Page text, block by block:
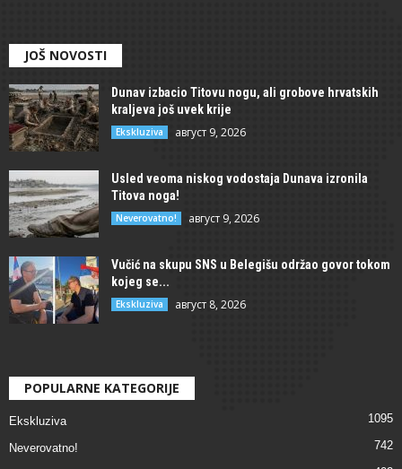
JOŠ NOVOSTI
Dunav izbacio Titovu nogu, ali grobove hrvatskih
kraljeva još uvek krije
Ekskluziva август 9, 2026
Usled veoma niskog vodostaja Dunava izronila
Titova noga!
Neverovatno! август 9, 2026
Vučić na skupu SNS u Belegišu održao govor tokom
kojeg se...
Ekskluziva август 8, 2026
POPULARNE KATEGORIJE
Ekskluziva 1095
Neverovatno! 742